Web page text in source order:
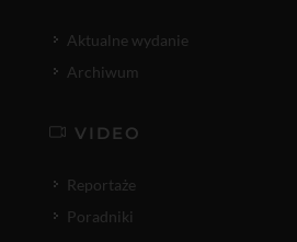
Aktualne wydanie
Archiwum
VIDEO
Reportaże
Poradniki